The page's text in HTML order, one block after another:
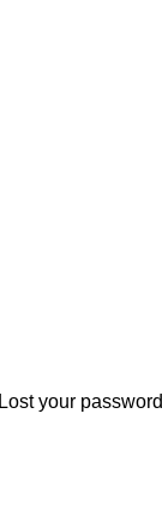
Lost your